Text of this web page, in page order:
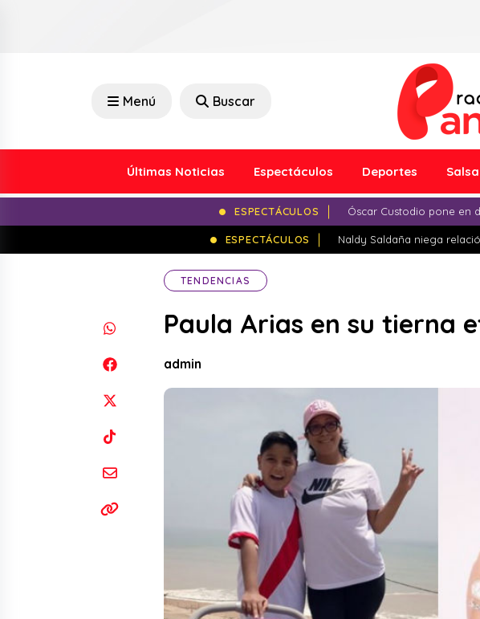
Menú Buscar
Últimas Noticias Espectáculos Deportes Salsa
ESPECTÁCULOS Óscar Custodio pone en
ESPECTÁCULOS Naldy Saldaña niega
TENDENCIAS
Paula Arias en su tierna
admin